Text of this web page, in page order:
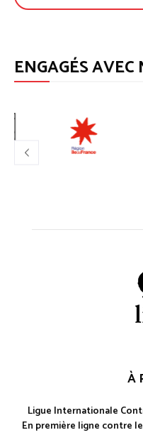
ENGAGÉS AVEC
À
Ligue Internationale
En première ligne contre